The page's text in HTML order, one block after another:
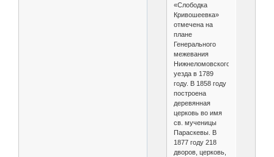
«Слободка
Кривошеевка»
отмечена на
плане
Генерального
межевания
Нижнеломовского
уезда в 1789
году. В 1858 году
построена
деревянная
церковь во имя
св. мученицы
Параскевы. В
1877 году 218
дворов, церковь,